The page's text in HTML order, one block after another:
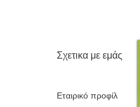
Σχετικα με εμάς
Εταιρικό προφίλ